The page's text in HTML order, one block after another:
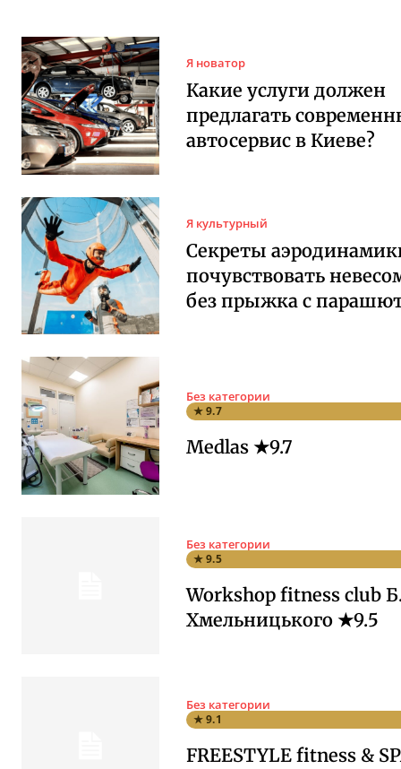
Я новатор
Какие услуги должен
предлагать
автосервис в Киеве?
Я культурный
Секреты
почувствовать
без прыжка с
Без категории
★ 9.7
Medlas ★9.7
Без категории
★ 9.5
Workshop fitness club
Хмельницького ★9.5
Без категории
★ 9.1
FREESTYLE fitness &